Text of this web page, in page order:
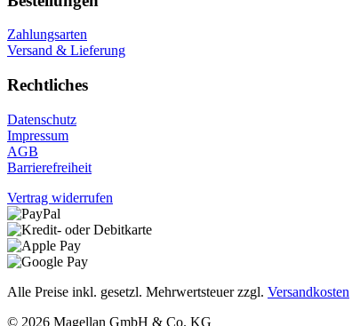
Zahlungsarten
Versand & Lieferung
Rechtliches
Datenschutz
Impressum
AGB
Barrierefreiheit
Vertrag widerrufen
Alle Preise inkl. gesetzl. Mehrwertsteuer zzgl. Versandkosten
© 2026 Magellan GmbH & Co. KG